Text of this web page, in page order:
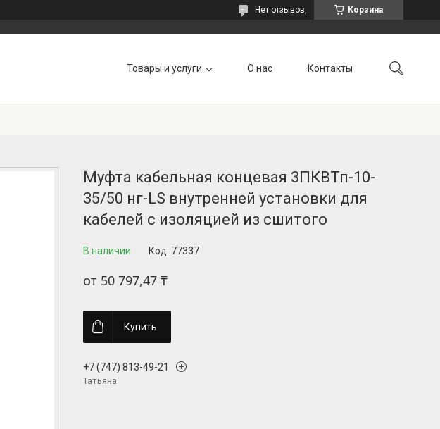
Корзина
Нет отзывов,
Товары и услуги О нас Контакты
Муфта кабельная концевая 3ПКВТп-10-
35/50 нг-LS внутренней установки для
кабелей с изоляцией из сшитого
В наличии Код: 77337
от 50 797,47 ₸
Купить
+7 (747) 813-49-21
Татьяна